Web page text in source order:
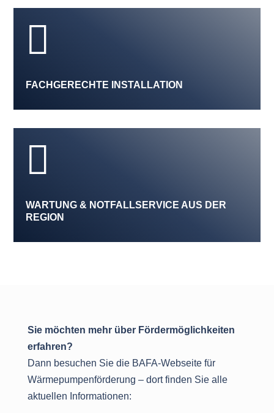

FACHGERECHTE INSTALLATION

WARTUNG & NOTFALLSERVICE AUS DER
REGION
Sie möchten mehr über Fördermöglichkeiten
erfahren?
Dann besuchen Sie die BAFA-Webseite für
Wärmepumpenförderung – dort finden Sie alle
aktuellen Informationen: